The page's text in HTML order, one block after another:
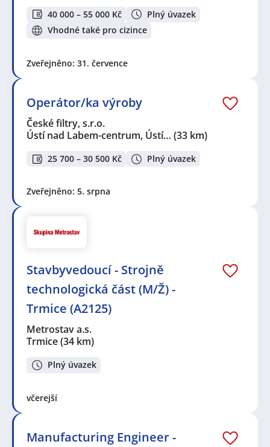
40 000 – 55 000 Kč
Plný úvazek
Vhodné také pro cizince
Zveřejněno: 31. července
Operátor/ka výroby
České filtry, s.r.o.
Ústí nad Labem-centrum, Ústí… (33 km)
25 700 – 30 500 Kč Plný úvazek
Zveřejněno: 5. srpna
Stavbyvedoucí - Strojně
technologická část (M/Ž) -
Trmice (A2125)
Metrostav a.s.
Trmice(34 km)
Plný úvazek
včerejší
Manufacturing Engineer -